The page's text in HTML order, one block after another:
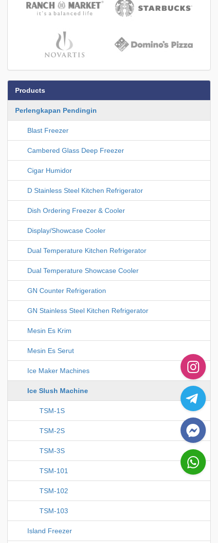
Products
Perlengkapan Pendingin
Blast Freezer
Cambered Glass Deep Freezer
Cigar Humidor
D Stainless Steel Kitchen Refrigerator
Dish Ordering Freezer & Cooler
Display/Showcase Cooler
Dual Temperature Kitchen Refrigerator
Dual Temperature Showcase Cooler
GN Counter Refrigeration
GN Stainless Steel Kitchen Refrigerator
Mesin Es Krim
Mesin Es Serut
Ice Maker Machines
Ice Slush Machine
TSM-1S
TSM-2S
TSM-3S
TSM-101
TSM-102
TSM-103
Island Freezer